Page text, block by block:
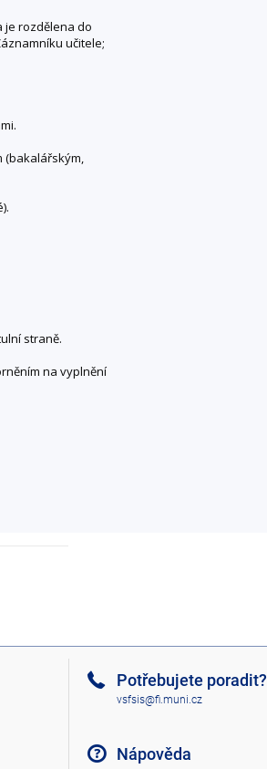
je rozdělena do
učitele;
straně.
na vyplnění
Potřebujete poradit?
vsfsis@fi.muni.cz
Nápověda